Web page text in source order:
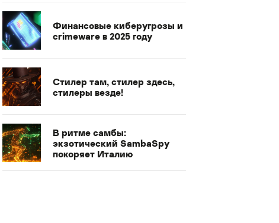
Финансовые киберугрозы и
crimeware в 2025 году
Стилер там, стилер здесь,
стилеры везде!
В ритме самбы:
экзотический SambaSpy
покоряет Италию